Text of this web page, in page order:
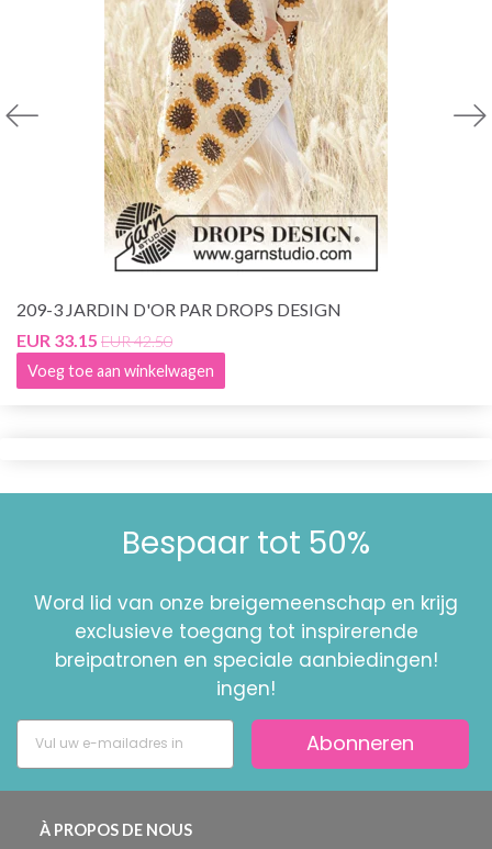
209-3 JARDIN D'OR PAR DROPS DESIGN
EUR 33.15 EUR 42.50
Voeg toe aan winkelwagen
Bespaar tot 50%
Word lid van onze breigemeenschap en krijg
exclusieve toegang tot inspirerende
breipatronen en speciale aanbiedingen!
ingen!
Abonneren
À PROPOS DE NOUS